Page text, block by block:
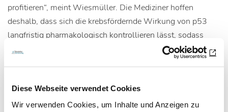
Diese Webseite verwendet Cookies
Wir verwenden Cookies, um Inhalte und Anzeigen zu
profitieren“, meint Wiesmüller. Die Mediziner hoffen
deshalb, dass sich die krebsfördernde Wirkung von p53
langfristig pharmakologisch kontrollieren lässt, sodass
noch mehr Krebspatientinnen von der relativ
nebenwirkungsarmen PARP-Therapie profitieren können.
Gefördert wurde das Projekt, an dem auch Forscher aus
Argentinien sowie Wissenschaftler der Universitäten